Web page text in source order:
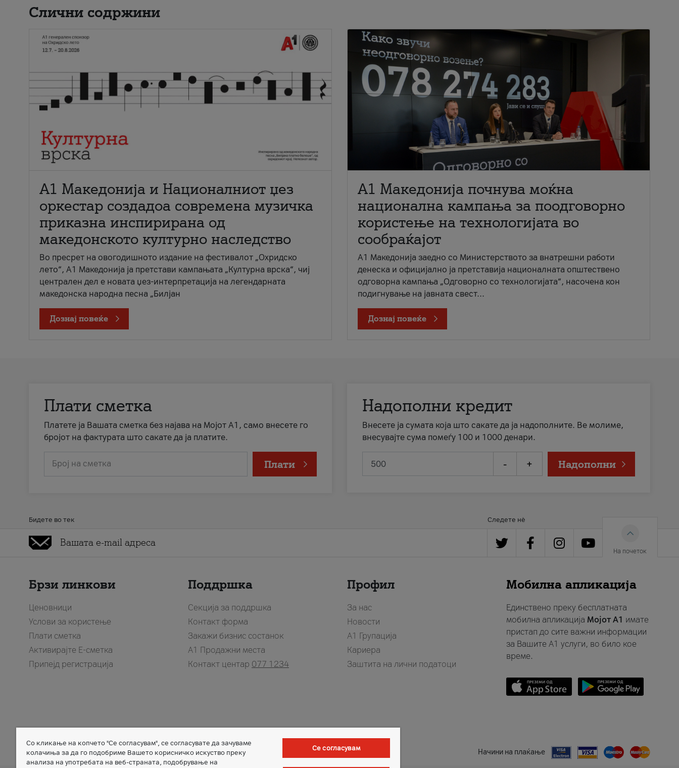
Слични содржини
А1 Македонија и Националниот џез
оркестар создадоа современа музичка
приказна инспирирана од
македонското културно наследство
Во пресрет на овогодишното издание на фестивалот „Охридско
лето“, А1 Македонија ја претстави кампањата „Културна врска“, чиј
централен дел е новата џез-интерпретација на легендарната
македонска народна песна „Билјан
Дознај повеќе
A1 Македонија почнува моќна
национална кампања за поодговорно
користење на технологијата во
сообраќајот
A1 Македонија заедно со Министерството за внатрешни работи
денеска и официјално ја претставија националната општествено
одговорна кампања „Одговорно со технологијата“, насочена кон
подигнување на јавната свест...
Дознај повеќе
Плати сметка
Платете ја Вашата сметка без најава на Мојот А1, само внесете го
бројот на фактурата што сакате да ја платите.
Број на сметка Плати
Надополни кредит
Внесете ја сумата која што сакате да ја надополните. Ве молиме,
внесувајте сума помеѓу 100 и 1000 денари.
- + Надополни
Бидете во тек Следете нè
На почеток
Брзи линкови
Ценовници
Услови за користење
Плати сметка
Активирајте Е-сметка
Припејд регистрација
Поддршка
Секција за поддршка
Контакт форма
Закажи бизнис состанок
A1 Продажни места
Контакт центар 077 1234
Профил
За нас
Новости
А1 Групација
Кариера
Заштита на лични податоци
Мобилна апликација
Единствено преку бесплатната
мобилна апликација Мојот A1 имате
пристап до сите важни информации
за Вашите A1 услуги, во било кое
време.
Member of Начини на плаќање
Со кликање на копчето "Се согласувам", се согласувате да зачуваме
колачиња за да го подобриме Вашето корисничко искуство преку
анализа на употребата на веб-страната, подобрување на
Се согласувам